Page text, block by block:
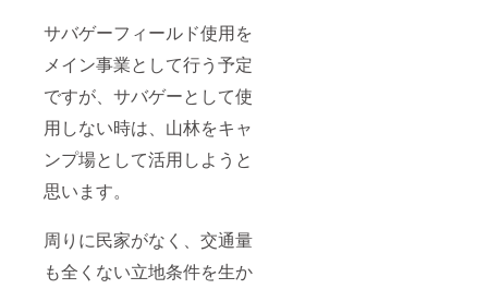
サバゲーフィールド使用を
メイン事業として行う予定
ですが、サバゲーとして使
用しない時は、山林をキャ
ンプ場として活用しようと
思います。
周りに民家がなく、交通量
も全くない立地条件を生か